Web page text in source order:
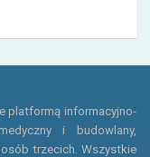
platformą informacyjno-
i budowlany,
trzecich. Wszystkie